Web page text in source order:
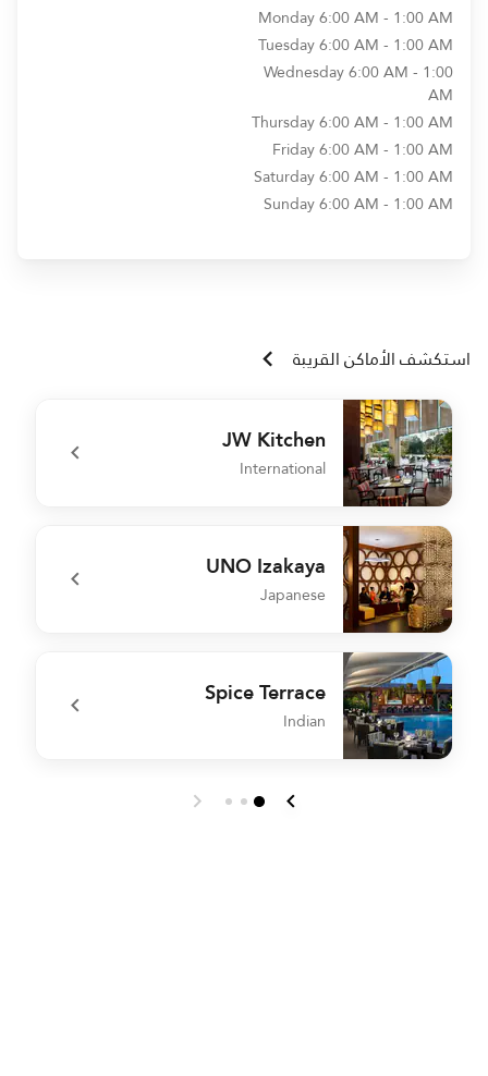
Monday6:00 AM - 1:00 AM
Tuesday6:00 AM - 1:00 AM
Wednesday6:00 AM - 1:00
AM
Thursday6:00 AM - 1:00 AM
Friday6:00 AM - 1:00 AM
Saturday6:00 AM - 1:00 AM
Sunday6:00 AM - 1:00 AM
استكشف الأماكن القريبة
JW Kitchen
International
undefined JW Kitchen
UNO Izakaya
Japanese
undefined UNO Izakaya
Spice Terrace
Indian
undefined Spice Terrace